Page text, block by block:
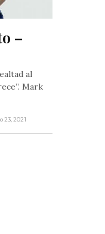
–
al
Mark
23, 2021